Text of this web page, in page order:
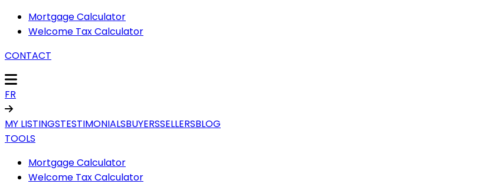
Mortgage Calculator
Welcome Tax Calculator
CONTACT
FR
MY LISTINGSTESTIMONIALSBUYERSSELLERSBLOG
TOOLS
Mortgage Calculator
Welcome Tax Calculator